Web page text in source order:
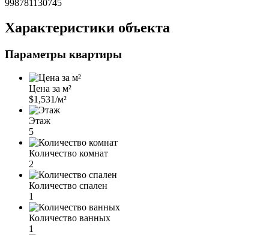
998781130745
Характеристики объекта
Параметры квартиры
Цена за м²
$1,531/м²
Этаж
5
Количество комнат
2
Количество спален
1
Количество ванных
1